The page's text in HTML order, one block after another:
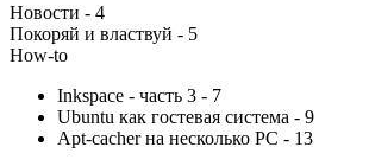
Новости - 4
Покоряй и властвуй - 5
How-to
Inkspace - часть 3 - 7
Ubuntu как гостевая система - 9
Apt-cacher на несколько PC - 13